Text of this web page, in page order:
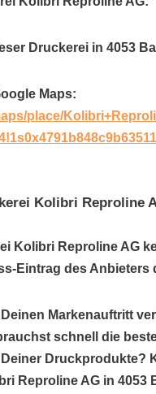
Druckerei in 4053
Maps:
place/
Kolibri Reproline
Kolibri Reproline AG
Eintrag des Anbieters
Markenauftritt
schnell die
Druckprodukte?
Reproline AG in 4053